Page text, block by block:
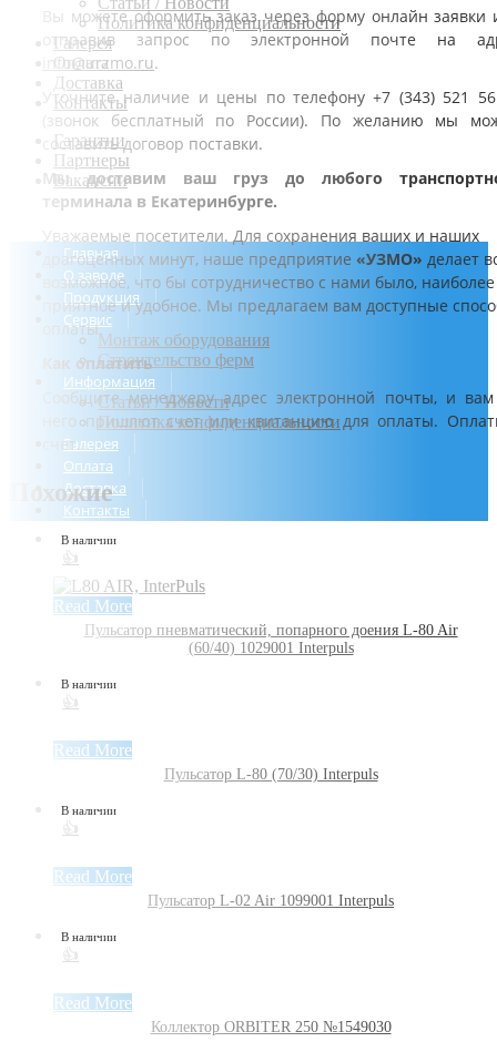
Политика конфиденциальности
Галерея
Оплата
Доставка
Контакты
Гарантии
Партнеры
Вакансии
Главная
О заводе
Продукция
Сервис
Монтаж оборудования
Строительство ферм
Информация
Статьи / Новости
Политика конфиденциальности
Галерея
Оплата
Доставка
Контакты
Вы можете оформить заказ через форму онлайн заявки
отправив запрос по электронной почте на
info@urzmo.ru.
Уточните наличие и цены по телефону +7 (343) 521
(звонок бесплатный по России). По желанию мы
составить договор поставки.
Мы доставим ваш груз до любого
терминала в Екатеринбурге.
Уважаемые посетители. Для сохранения ваших и наших
драгоценных минут, наше предприятие «УЗМО» делает
возможное, что бы сотрудничество с нами было, наиболее
приятное и удобное. Мы предлагаем вам доступные
оплаты.
Как оплатить
Сообщите менеджеру адрес электронной почты, и
него пришлют счет или квитанцию для оплаты.
счет.
Похожие
В наличии
👍
Read More
Пульсатор пневматический, попарного доения L-80 Air
(60/40) 1029001 Interpuls
В наличии
👍
Read More
Пульсатор L-80 (70/30) Interpuls
В наличии
👍
Read More
Пульсатор L-02 Air 1099001 Interpuls
В наличии
👍
Read More
Коллектор ORBITER 250 №1549030